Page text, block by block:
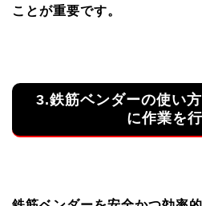
ことが重要です。
3.鉄筋ベンダーの使い
に作業を